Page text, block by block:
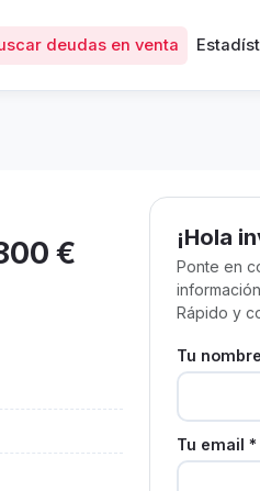
deudas en venta
€
¡Hola
Ponte en
Rápido y
Tu
Tu email *